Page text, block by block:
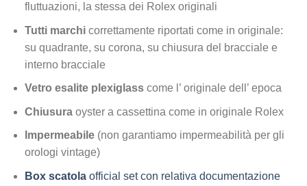
fluttuazioni, la stessa dei Rolex originali
Tutti marchi correttamente riportati come in originale:
su quadrante, su corona, su chiusura del bracciale e
interno bracciale
Vetro esalite plexiglass come l’ originale dell’ epoca
Chiusuraoyster a cassettina come in originale Rolex
Impermeabile(non garantiamo impermeabilità per gli
orologi vintage)
Box scatolaofficial set con relativa documentazione